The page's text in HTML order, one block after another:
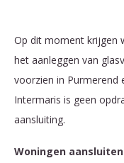
Op dit moment krijgen
het aanleggen van
voorzien in Purmerend
Intermaris is geen
aansluiting.
Woningen